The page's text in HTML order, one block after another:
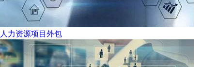
人力资源项目外包